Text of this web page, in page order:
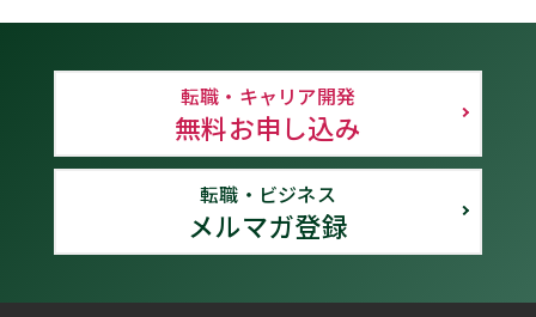
転職・キャリア開発
無料お申し込み
転職・ビジネス
メルマガ登録